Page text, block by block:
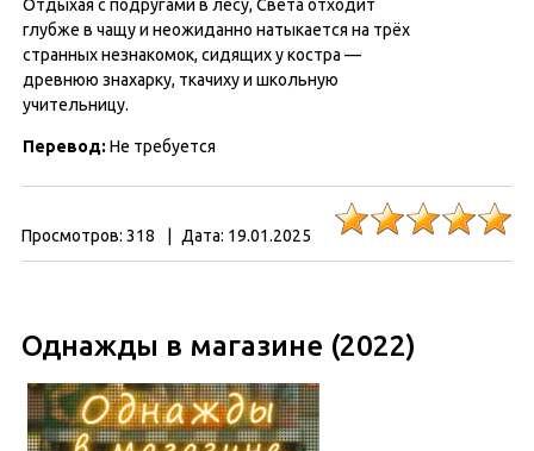
Отдыхая с подругами в лесу, Света отходит
глубже в чащу и неожиданно натыкается на трёх
странных незнакомок, сидящих у костра —
древнюю знахарку, ткачиху и школьную
учительницу.
Перевод: Не требуется
Просмотров: 318 Дата: 19.01.2025
Однажды в магазине (2022)